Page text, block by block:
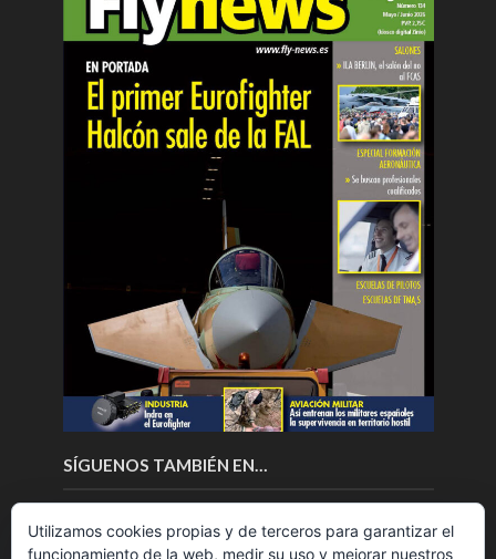
SÍGUENOS TAMBIÉN EN…
Utilizamos cookies propias y de terceros para garantizar el
funcionamiento de la web, medir su uso y mejorar nuestros